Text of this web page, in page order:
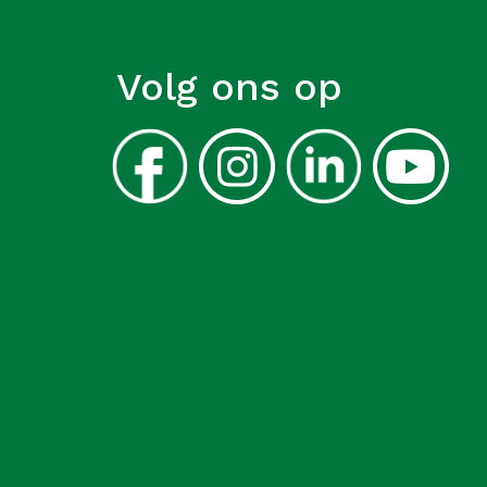
Volg ons op